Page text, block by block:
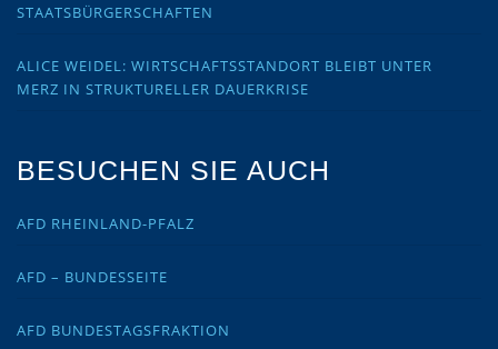
STAATSBÜRGERSCHAFTEN
ALICE WEIDEL: WIRTSCHAFTSSTANDORT BLEIBT UNTER
MERZ IN STRUKTURELLER DAUERKRISE
BESUCHEN SIE AUCH
AFD RHEINLAND-PFALZ
AFD – BUNDESSEITE
AFD BUNDESTAGSFRAKTION